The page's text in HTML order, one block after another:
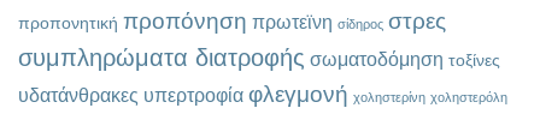
προπονητική προπόνηση πρωτεϊνη σίδηρος στρες
συμπληρώματα διατροφής σωματοδόμηση τοξίνες
υδατάνθρακες υπερτροφία φλεγμονή χοληστερίνη χοληστερόλη